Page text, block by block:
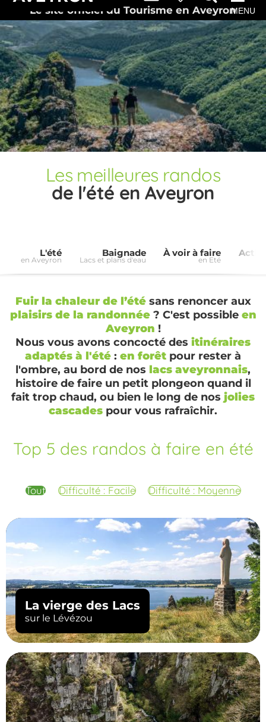
Le site officiel du Tourisme en AveyronMENU
Les meilleures randos
de l'été en Aveyron
L'été
en Aveyron
Baignade
Lacs et plans d'eau
À voir à faire
en Eté
Fuir la chaleur de l’étésans renoncer aux
plaisirs de la randonnée? C'est possible en
Aveyron !
Nous vous avons concocté des itinéraires
adaptés à l'été : en forêt pour rester à
l'ombre, au bord de nos lacs aveyronnais,
histoire de faire un petit plongeon quand il
fait trop chaud, ou bien le long de nos jolies
cascades pour vous rafraîchir.
Top 5 des randos à faire en été
Tout Difficulté : Facile Difficulté : Moyenne
La vierge des Lacs
sur le Lévézou